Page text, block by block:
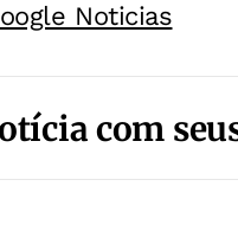
Noticias
com